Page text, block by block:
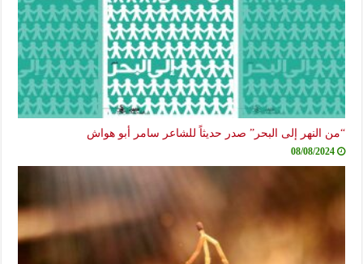
“من النهر إلى البحر” صدر حديثاً للشاعر سامر أبو هواش
08/08/2024